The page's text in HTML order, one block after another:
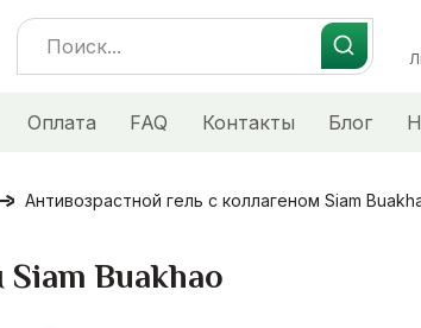
Search
for:
Оплата FAQ Контакты Блог
Антивозрастной гель с коллагеном Siam
Buakhao